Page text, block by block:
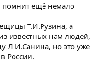
ещё немало
Т.И.Рузина, а
известных нам людей,
Л.И.Санина, но это уже
России.